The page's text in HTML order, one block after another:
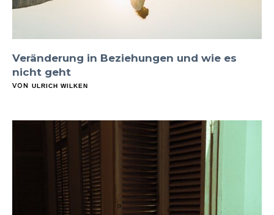
Veränderung in Beziehungen und wie es
nicht geht
VON ULRICH WILKEN